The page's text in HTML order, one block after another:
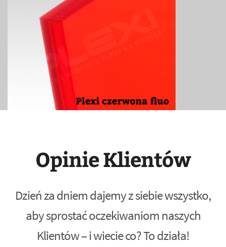
Opinie Klientów
Dzień za dniem dajemy z siebie wszystko,
aby sprostać oczekiwaniom naszych
Klientów – i wiecie co? To działa!